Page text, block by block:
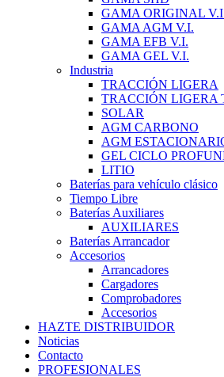
GAMA ORIGINAL
GAMA AGM V.I.
GAMA EFB V.I.
GAMA GEL V.I.
Industria
TRACCIÓN LIGERA
TRACCIÓN LIGERA
SOLAR
AGM CARBONO
AGM
GEL CICLO
LITIO
Baterías para vehículo clásico
Tiempo Libre
Baterías Auxiliares
AUXILIARES
Baterías Arrancador
Accesorios
Arrancadores
Cargadores
Comprobadores
Accesorios
HAZTE DISTRIBUIDOR
Noticias
Contacto
PROFESIONALES